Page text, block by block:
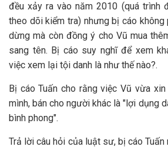
đều xảy ra vào năm 2010 (quá trình
theo dõi kiểm tra) nhưng bị cáo không
dừng mà còn đồng ý cho Vũ mua
sang tên. Bị cáo suy nghĩ để xem
việc xem lại tội danh là như thế nào?.
Bị cáo Tuấn cho rằng việc Vũ vừa
mình, bán cho người khác là "lợi dụng
bình phong".
Trả lời câu hỏi của luật sư, bị cáo Tuấn